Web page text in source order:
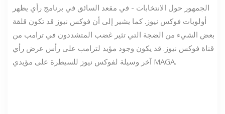
الجمهور حول الانتخابات - في مقعد السائق في برنامج رأي يظهر
أولويات فوكس نيوز. كما يشير إلى أن فوكس نيوز قد تكون قلقة
بعض الشيء من الضجة التي تثير غضب المتشددون في ترامب من
قناة فوكس نيوز. قد يكون وجود مؤيد لترامب على رأس عرض رأي
آخر وسيلة لفوكس نيوز للسيطرة على مؤيدي MAGA.